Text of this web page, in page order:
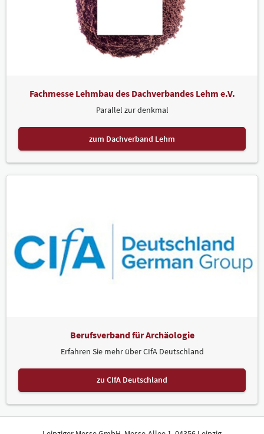
Fachmesse Lehmbau des Dachverbandes Lehm e.V.
Parallel zur denkmal
zum Dachverband Lehm
Berufsverband für Archäologie
Erfahren Sie mehr über CIfA Deutschland
zu CIfA Deutschland